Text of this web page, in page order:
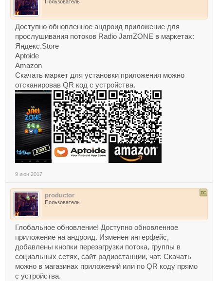
Пользователь
Доступно обновленное андроид приложение для
прослушивания потоков Radio JamZONE в маркетах:
Яндекс.Store
Aptoide
Amazon
Скачать маркет для установки приложения можно
отсканировав QR код с устройства.
9 июн 2017
productor
Пользователь
Глобальное обновление! Доступно обновленное
приложение на андроид. Изменен интерфейс,
добавлены кнопки перезагрузки потока, группы в
социальных сетях, сайт радиостанции, чат. Скачать
можно в магазинах приложений или по QR коду прямо
с устройства.